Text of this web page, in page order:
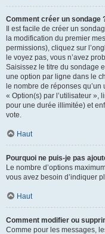
Comment créer un sondage
Il est facile de créer un
la modification du premier
permissions), cliquez sur
le voyez pas, vous n’avez
Saisissez le titre du sondage
une option par ligne dans le
le nombre de réponses
« Option(s) par l’utilisateur »,
pour une durée illimitée) et
vote.
Haut
Pourquoi ne puis-je pas
Le nombre d’options
vous avez besoin d’indiquer
Haut
Comment modifier ou
Comme pour les messages,